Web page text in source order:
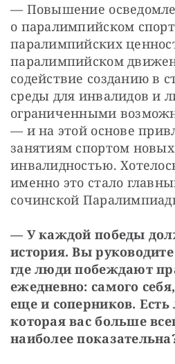
— Повышение
о паралимпийском
паралимпийских
паралимпийском
содействие созданию в
среды для инвалидов и
ограниченными
— и на этой основе
занятиям спортом
инвалидностью.
именно это стало
сочинской
— У каждой победы
история. Вы
где люди побеждают
ежедневно: самого
еще и соперников. Есть
которая вас больше
наиболее